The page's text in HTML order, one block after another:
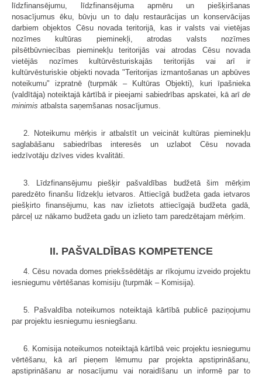
līdzfinansējumu, līdzfinansējuma apmēru un piešķiršanas
nosacījumus ēku, būvju un to daļu restaurācijas un konservācijas
darbiem objektos Cēsu novada teritorijā, kas ir valsts vai vietējas
nozīmes kultūras pieminekļi, atrodas valsts nozīmes
pilsētbūvniecības pieminekļu teritorijās vai atrodas Cēsu novada
vietējās nozīmes kultūrvēsturiskajās teritorijās vai arī ir
kultūrvēsturiskie objekti novada "Teritorijas izmantošanas un apbūves
noteikumu" izpratnē (turpmāk – Kultūras Objekti), kuri īpašnieka
(valdītāja) noteiktajā kārtībā ir pieejami sabiedrības apskatei, kā arī de
minimis atbalsta saņemšanas nosacījumus.
2. Noteikumu mērķis ir atbalstīt un veicināt kultūras pieminekļu
saglabāšanu sabiedrības interesēs un uzlabot Cēsu novada
iedzīvotāju dzīves vides kvalitāti.
3. Līdzfinansējumu piešķir pašvaldības budžetā šim mērķim
paredzēto finanšu līdzekļu ietvaros. Attiecīgā budžeta gada ietvaros
piešķirto finansējumu, kas nav izlietots attiecīgajā budžeta gadā,
pārceļ uz nākamo budžeta gadu un izlieto tam paredzētajam mērķim.
II. PAŠVALDĪBAS KOMPETENCE
4. Cēsu novada domes priekšsēdētājs ar rīkojumu izveido projektu
iesniegumu vērtēšanas komisiju (turpmāk – Komisija).
5. Pašvaldība noteikumos noteiktajā kārtībā publicē paziņojumu
par projektu iesniegumu iesniegšanu.
6. Komisija noteikumos noteiktajā kārtībā veic projektu iesniegumu
vērtēšanu, kā arī pieņem lēmumu par projekta apstiprināšanu,
apstiprināšanu ar nosacījumu vai noraidīšanu un informē par to